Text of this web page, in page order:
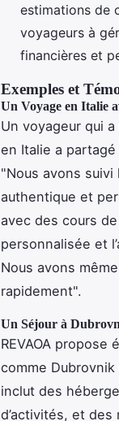
estimations de
voyageurs à
financières et
Exemples et
Un Voyage en Italie
Un voyageur qui
en Italie a
"Nous avons
authentique et
avec des cours
personnalisée et
Nous avons
rapidement".
Un Séjour à
REVAOA
comme
inclut des
d’activités, et